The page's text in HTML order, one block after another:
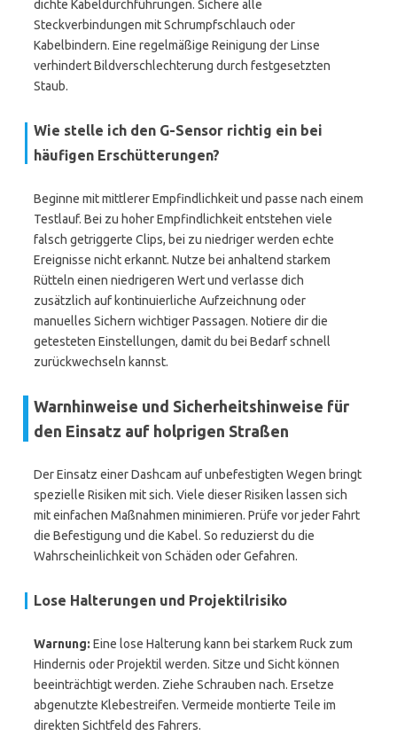
dichte Kabeldurchführungen. Sichere alle
Steckverbindungen mit Schrumpfschlauch oder
Kabelbindern. Eine regelmäßige Reinigung der Linse
verhindert Bildverschlechterung durch festgesetzten
Staub.
Wie stelle ich den G-Sensor richtig ein bei
häufigen Erschütterungen?
Beginne mit mittlerer Empfindlichkeit und passe nach einem
Testlauf. Bei zu hoher Empfindlichkeit entstehen viele
falsch getriggerte Clips, bei zu niedriger werden echte
Ereignisse nicht erkannt. Nutze bei anhaltend starkem
Rütteln einen niedrigeren Wert und verlasse dich
zusätzlich auf kontinuierliche Aufzeichnung oder
manuelles Sichern wichtiger Passagen. Notiere dir die
getesteten Einstellungen, damit du bei Bedarf schnell
zurückwechseln kannst.
Warnhinweise und Sicherheitshinweise für
den Einsatz auf holprigen Straßen
Der Einsatz einer Dashcam auf unbefestigten Wegen bringt
spezielle Risiken mit sich. Viele dieser Risiken lassen sich
mit einfachen Maßnahmen minimieren. Prüfe vor jeder Fahrt
die Befestigung und die Kabel. So reduzierst du die
Wahrscheinlichkeit von Schäden oder Gefahren.
Lose Halterungen und Projektilrisiko
Warnung: Eine lose Halterung kann bei starkem Ruck zum
Hindernis oder Projektil werden. Sitze und Sicht können
beeinträchtigt werden. Ziehe Schrauben nach. Ersetze
abgenutzte Klebestreifen. Vermeide montierte Teile im
direkten Sichtfeld des Fahrers.